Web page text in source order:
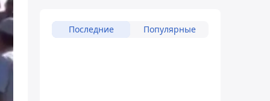
Последние Популярные